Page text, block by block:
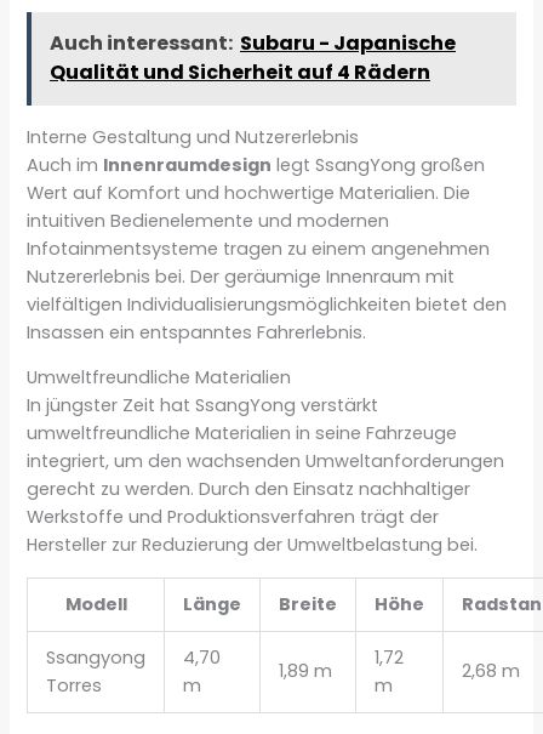
Auch interessant: Subaru - Japanische
Qualität und Sicherheit auf 4 Rädern
Interne Gestaltung und Nutzererlebnis
Auch im Innenraumdesign legt SsangYong großen
Wert auf Komfort und hochwertige Materialien. Die
intuitiven Bedienelemente und modernen
Infotainmentsysteme tragen zu einem angenehmen
Nutzererlebnis bei. Der geräumige Innenraum mit
vielfältigen Individualisierungsmöglichkeiten bietet den
Insassen ein entspanntes Fahrerlebnis.
Umweltfreundliche Materialien
In jüngster Zeit hat SsangYong verstärkt
umweltfreundliche Materialien in seine Fahrzeuge
integriert, um den wachsenden Umweltanforderungen
gerecht zu werden. Durch den Einsatz nachhaltiger
Werkstoffe und Produktionsverfahren trägt der
Hersteller zur Reduzierung der Umweltbelastung bei.
Modell Länge Breite Höhe
Ssangyong
Torres
4,70
m
1,89 m
1,72
m
2,68 m